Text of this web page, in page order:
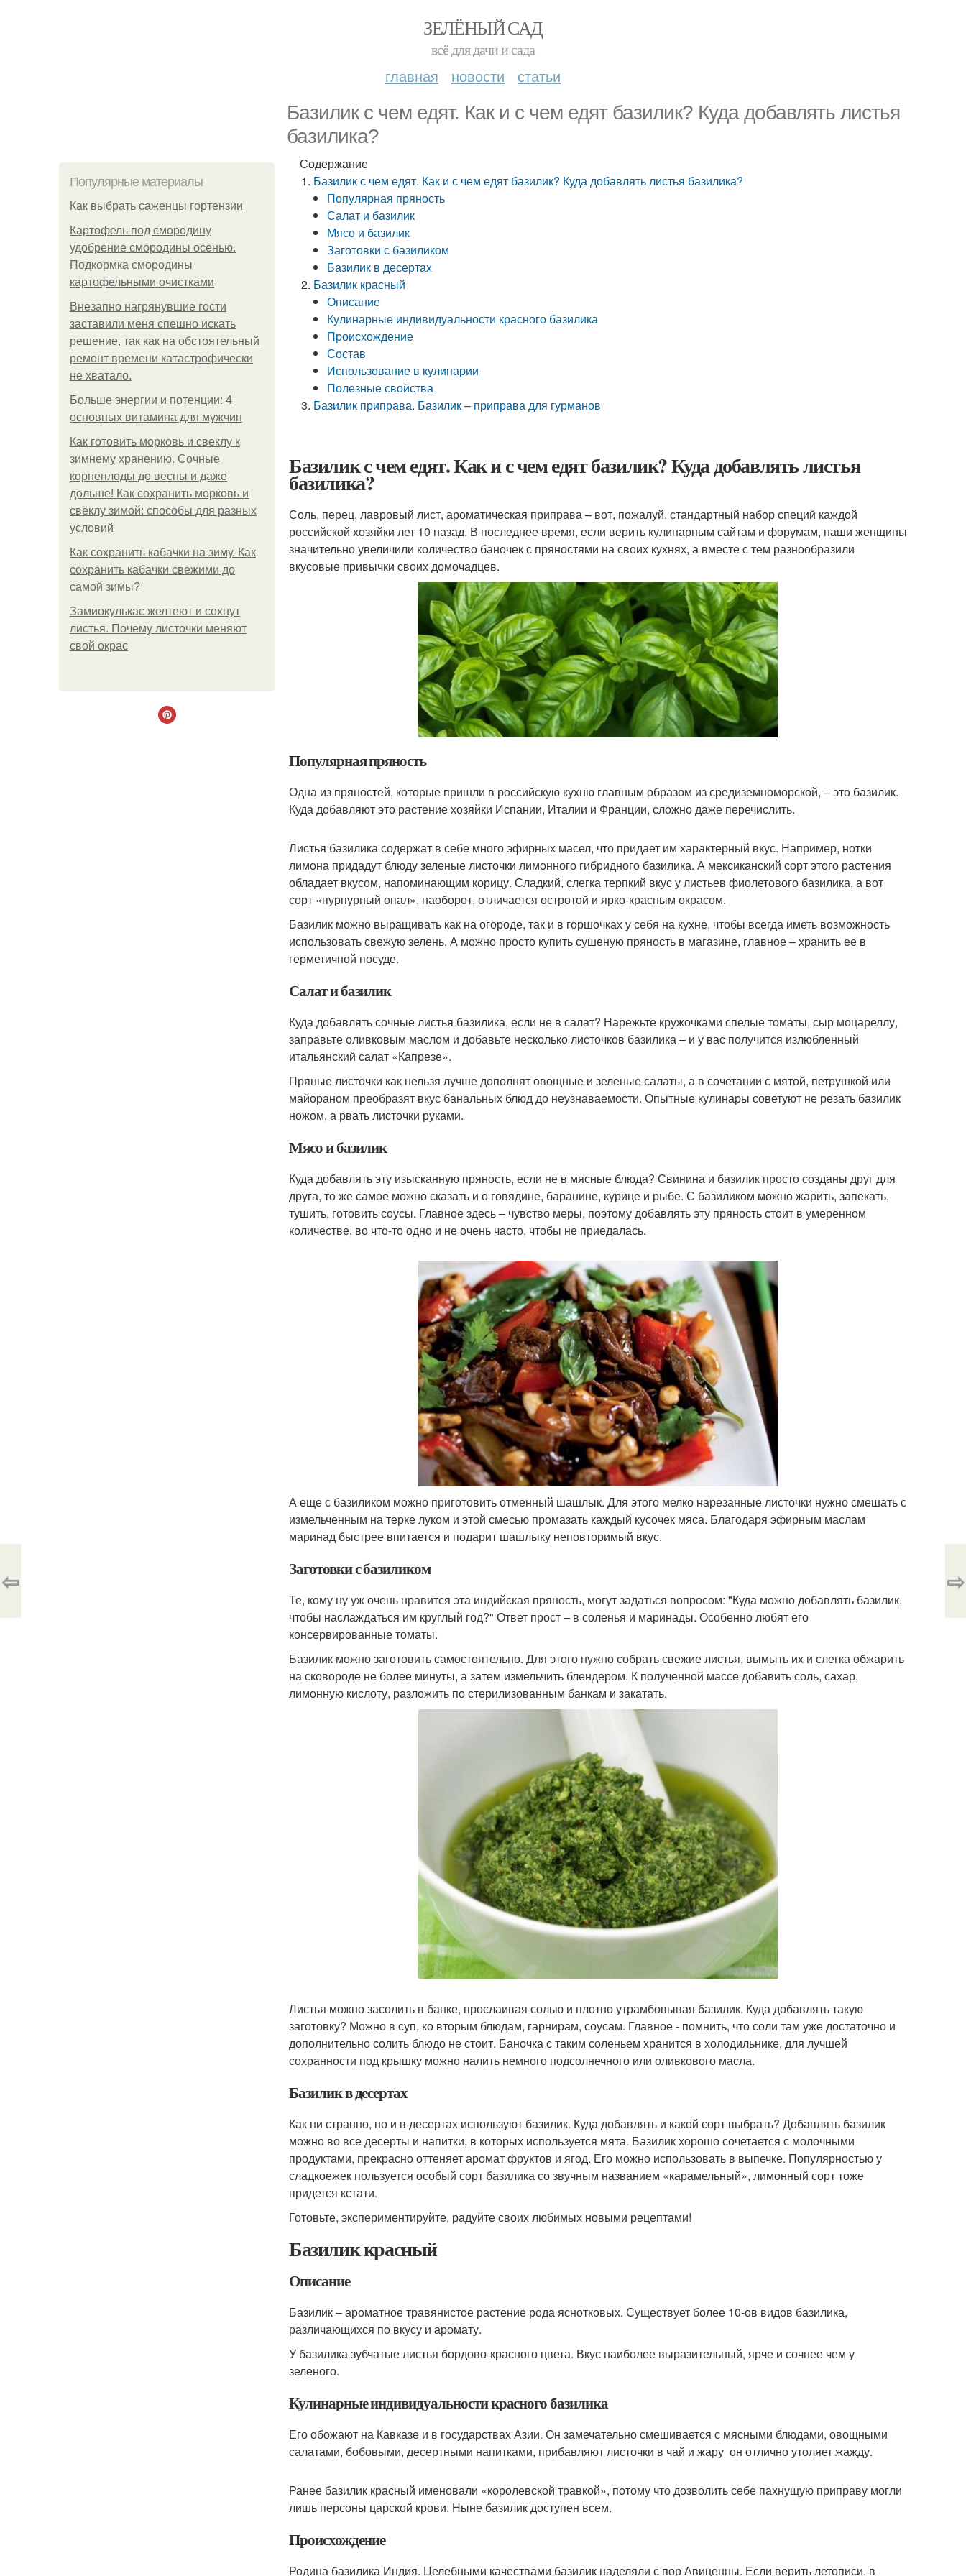
ЗЕЛЁНЫЙ САД
всё для дачи и сада
главная новости статьи
Базилик с чем едят. Как и с чем едят базилик? Куда добавлять листья
базилика?
Популярные материалы
Как выбрать саженцы гортензии
Картофель под смородину
удобрение смородины осенью.
Подкормка смородины
картофельными очистками
Внезапно нагрянувшие гости
заставили меня спешно искать
решение, так как на обстоятельный
ремонт времени катастрофически
не хватало.
Больше энергии и потенции: 4
основных витамина для мужчин
Как готовить морковь и свеклу к
зимнему хранению. Сочные
корнеплоды до весны и даже
дольше! Как сохранить морковь и
свёклу зимой: способы для разных
условий
Как сохранить кабачки на зиму. Как
сохранить кабачки свежими до
самой зимы?
Замиокулькас желтеют и сохнут
листья. Почему листочки меняют
свой окрас
Содержание
Базилик с чем едят. Как и с чем едят базилик? Куда добавлять листья базилика?
Популярная пряность
Салат и базилик
Мясо и базилик
Заготовки с базиликом
Базилик в десертах
Базилик красный
Описание
Кулинарные индивидуальности красного базилика
Происхождение
Состав
Использование в кулинарии
Полезные свойства
Базилик приправа. Базилик – приправа для гурманов
Базилик с чем едят. Как и с чем едят базилик? Куда добавлять листья
базилика?
Соль, перец, лавровый лист, ароматическая приправа – вот, пожалуй, стандартный набор специй каждой
российской хозяйки лет 10 назад. В последнее время, если верить кулинарным сайтам и форумам, наши женщины
значительно увеличили количество баночек с пряностями на своих кухнях, а вместе с тем разнообразили
вкусовые привычки своих домочадцев.
Популярная пряность
Одна из пряностей, которые пришли в российскую кухню главным образом из средиземноморской, – это базилик.
Куда добавляют это растение хозяйки Испании, Италии и Франции, сложно даже перечислить.
Листья базилика содержат в себе много эфирных масел, что придает им характерный вкус. Например, нотки
лимона придадут блюду зеленые листочки лимонного гибридного базилика. А мексиканский сорт этого растения
обладает вкусом, напоминающим корицу. Сладкий, слегка терпкий вкус у листьев фиолетового базилика, а вот
сорт «пурпурный опал», наоборот, отличается остротой и ярко-красным окрасом.
Базилик можно выращивать как на огороде, так и в горшочках у себя на кухне, чтобы всегда иметь возможность
использовать свежую зелень. А можно просто купить сушеную пряность в магазине, главное – хранить ее в
герметичной посуде.
Салат и базилик
Куда добавлять сочные листья базилика, если не в салат? Нарежьте кружочками спелые томаты, сыр моцареллу,
заправьте оливковым маслом и добавьте несколько листочков базилика – и у вас получится излюбленный
итальянский салат «Капрезе».
Пряные листочки как нельзя лучше дополнят овощные и зеленые салаты, а в сочетании с мятой, петрушкой или
майораном преобразят вкус банальных блюд до неузнаваемости. Опытные кулинары советуют не резать базилик
ножом, а рвать листочки руками.
Мясо и базилик
Куда добавлять эту изысканную пряность, если не в мясные блюда? Свинина и базилик просто созданы друг для
друга, то же самое можно сказать и о говядине, баранине, курице и рыбе. С базиликом можно жарить, запекать,
тушить, готовить соусы. Главное здесь – чувство меры, поэтому добавлять эту пряность стоит в умеренном
количестве, во что-то одно и не очень часто, чтобы не приедалась.
А еще с базиликом можно приготовить отменный шашлык. Для этого мелко нарезанные листочки нужно смешать с
измельченным на терке луком и этой смесью промазать каждый кусочек мяса. Благодаря эфирным маслам
маринад быстрее впитается и подарит шашлыку неповторимый вкус.
Заготовки с базиликом
Те, кому ну уж очень нравится эта индийская пряность, могут задаться вопросом: "Куда можно добавлять базилик,
чтобы наслаждаться им круглый год?" Ответ прост – в соленья и маринады. Особенно любят его
консервированные томаты.
Базилик можно заготовить самостоятельно. Для этого нужно собрать свежие листья, вымыть их и слегка обжарить
на сковороде не более минуты, а затем измельчить блендером. К полученной массе добавить соль, сахар,
лимонную кислоту, разложить по стерилизованным банкам и закатать.
Листья можно засолить в банке, прослаивая солью и плотно утрамбовывая базилик. Куда добавлять такую
заготовку? Можно в суп, ко вторым блюдам, гарнирам, соусам. Главное - помнить, что соли там уже достаточно и
дополнительно солить блюдо не стоит. Баночка с таким соленьем хранится в холодильнике, для лучшей
сохранности под крышку можно налить немного подсолнечного или оливкового масла.
Базилик в десертах
Как ни странно, но и в десертах используют базилик. Куда добавлять и какой сорт выбрать? Добавлять базилик
можно во все десерты и напитки, в которых используется мята. Базилик хорошо сочетается с молочными
продуктами, прекрасно оттеняет аромат фруктов и ягод. Его можно использовать в выпечке. Популярностью у
сладкоежек пользуется особый сорт базилика со звучным названием «карамельный», лимонный сорт тоже
придется кстати.
Готовьте, экспериментируйте, радуйте своих любимых новыми рецептами!
Базилик красный
Описание
Базилик – ароматное травянистое растение рода яснотковых. Существует более 10-ов видов базилика,
различающихся по вкусу и аромату.
У базилика зубчатые листья бордово-красного цвета. Вкус наиболее выразительный, ярче и сочнее чем у
зеленого.
Кулинарные индивидуальности красного базилика
Его обожают на Кавказе и в государствах Азии. Он замечательно смешивается с мясными блюдами, овощными
салатами, бобовыми, десертными напитками, прибавляют листочки в чай и жару он отлично утоляет жажду.
Ранее базилик красный именовали «королевской травкой», потому что дозволить себе пахнущую приправу могли
лишь персоны царской крови. Ныне базилик доступен всем.
Происхождение
Родина базилика Индия. Целебными качествами базилик наделяли с пор Авиценны. Если верить летописи, в
⇦ ⇨